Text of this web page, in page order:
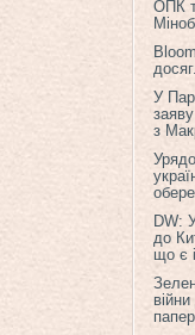
ОПК
У
з
DW:
до
що є